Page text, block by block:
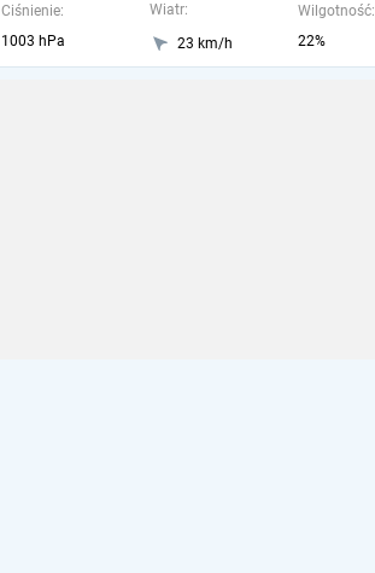
Ciśnienie:
1003 hPa
Wiatr:
23 km/h
Wilgotność:
22%